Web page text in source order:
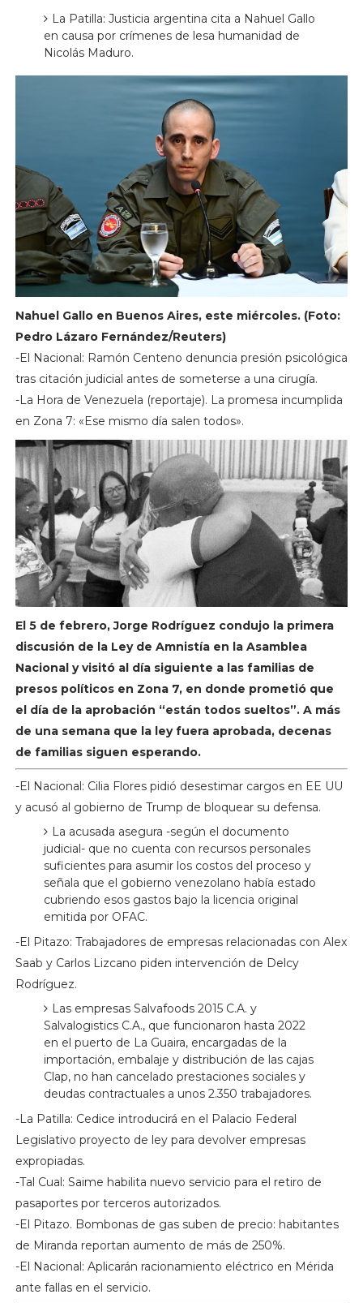
La Patilla: Justicia argentina cita a Nahuel Gallo
en causa por crímenes de lesa humanidad de
Nicolás Maduro.
Nahuel Gallo en Buenos Aires, este miércoles. (Foto:
Pedro Lázaro Fernández/Reuters)
-El Nacional: Ramón Centeno denuncia presión psicológica
tras citación judicial antes de someterse a una cirugía.
-La Hora de Venezuela (reportaje). La promesa incumplida
en Zona 7: «Ese mismo día salen todos».
El 5 de febrero, Jorge Rodríguez condujo la primera
discusión de la Ley de Amnistía en la Asamblea
Nacional y visitó al día siguiente a las familias de
presos políticos en Zona 7, en donde prometió que
el día de la aprobación “están todos sueltos”. A más
de una semana que la ley fuera aprobada, decenas
de familias siguen esperando.
-El Nacional: Cilia Flores pidió desestimar cargos en EE UU
y acusó al gobierno de Trump de bloquear su defensa.
La acusada asegura -según el documento
judicial- que no cuenta con recursos personales
suficientes para asumir los costos del proceso y
señala que el gobierno venezolano había estado
cubriendo esos gastos bajo la licencia original
emitida por OFAC.
-El Pitazo: Trabajadores de empresas relacionadas con Alex
Saab y Carlos Lizcano piden intervención de Delcy
Rodríguez.
Las empresas Salvafoods 2015 C.A. y
Salvalogistics C.A., que funcionaron hasta 2022
en el puerto de La Guaira, encargadas de la
importación, embalaje y distribución de las cajas
Clap, no han cancelado prestaciones sociales y
deudas contractuales a unos 2.350 trabajadores.
-La Patilla: Cedice introducirá en el Palacio Federal
Legislativo proyecto de ley para devolver empresas
expropiadas.
-Tal Cual: Saime habilita nuevo servicio para el retiro de
pasaportes por terceros autorizados.
-El Pitazo. Bombonas de gas suben de precio: habitantes
de Miranda reportan aumento de más de 250%.
-El Nacional: Aplicarán racionamiento eléctrico en Mérida
ante fallas en el servicio.